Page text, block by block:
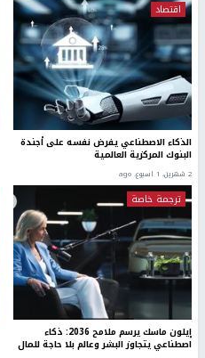
اقتصاد
الذكاء الاصطناعي يفرض نفسه على أجندة
البنوك المركزية العالمية
2 شهرين، 1 اسبوع. ago
ترجمة خاصة
إيلون ماسك يرسم ملامح 2036: ذكاء
اصطناعي يتجاوز البشر وعالم بلا حاجة للمال